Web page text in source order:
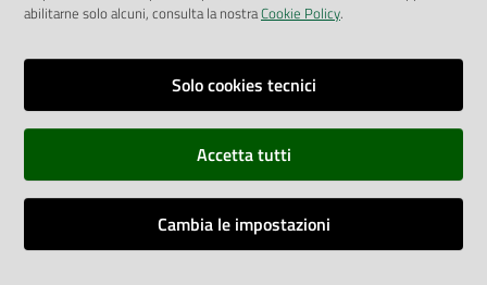
Fatturazione Elettronica
Richiesta Patrocinio
Dichiarazione di Accessibilità
Dati di Monitoraggio
abilitarne solo alcuni, consulta la nostraCookie Policy.
Solo cookies tecnici
Accetta tutti
Cambia le impostazioni